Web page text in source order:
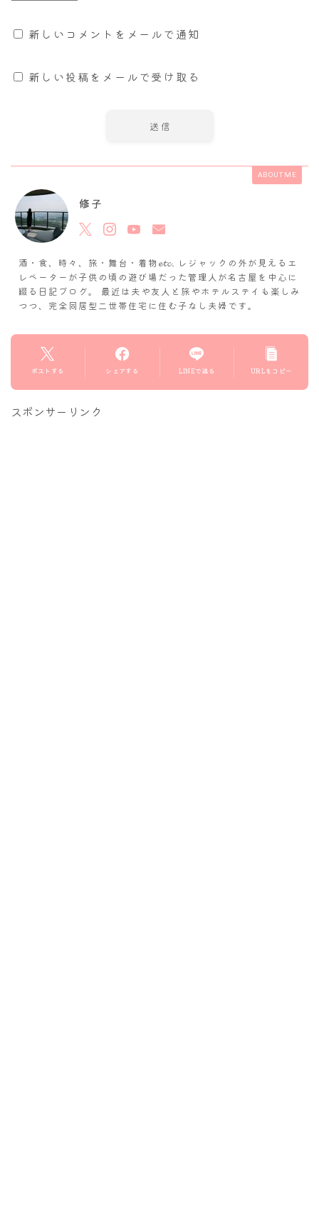
新しいコメントをメールで通知
新しい投稿をメールで受け取る
ABOUT ME
修子
酒・食、時々、旅・舞台・着物𝓮𝓽𝓬. レジャックの外が見えるエ
レベーターが子供の頃の遊び場だった管理人が名古屋を中心に
綴る日記ブログ。 最近は夫や友人と旅やホテルステイも楽しみ
つつ、完全同居型二世帯住宅に住む子なし夫婦です。
ポストする シェアする LINEで送る URLをコピー
スポンサーリンク